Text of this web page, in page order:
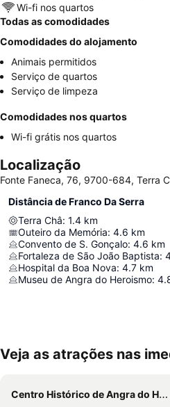
Wi-fi nos quartos
Todas as comodidades
Comodidades do alojamento
Animais permitidos
Serviço de quartos
Serviço de limpeza
Comodidades nos quartos
Wi-fi grátis nos quartos
Localização
Fonte Faneca, 76, 9700-684, Terra
Distância de Franco Da Serra
Terra Châ: 1.4 km
Outeiro da Memória: 4.6 km
Convento de S. Gonçalo: 4.6 km
Fortaleza de São João Baptista:
Hospital da Boa Nova: 4.7 km
Museu de Angra do Heroismo:
Veja as atrações nas
Centro Histórico de Angra do Heroismo